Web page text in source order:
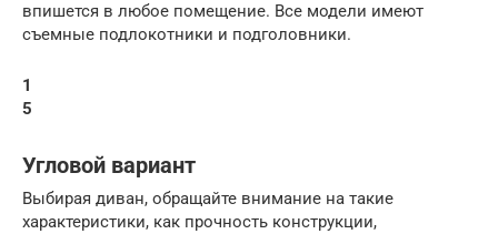
впишется в любое помещение. Все модели имеют
съемные подлокотники и подголовники.
1
5
Угловой вариант
Выбирая диван, обращайте внимание на такие
характеристики, как прочность конструкции,